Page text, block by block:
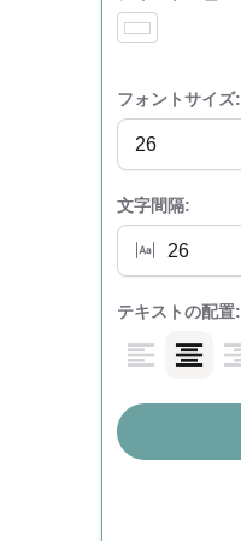
フォントサイズ:
26
文字間隔:
26
テキストの配置: